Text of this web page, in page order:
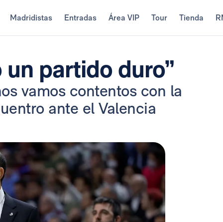
Madridistas Entradas Área VIP Tour Tienda
partido duro”
vamos contentos con la
ante el Valencia